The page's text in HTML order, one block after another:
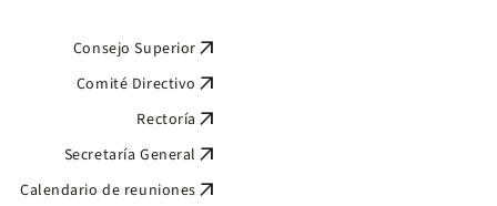
Consejo Superior arrow_outward
Comité Directivo arrow_outward
Rectoría arrow_outward
Secretaría General arrow_outward
Calendario de reuniones arrow_outward